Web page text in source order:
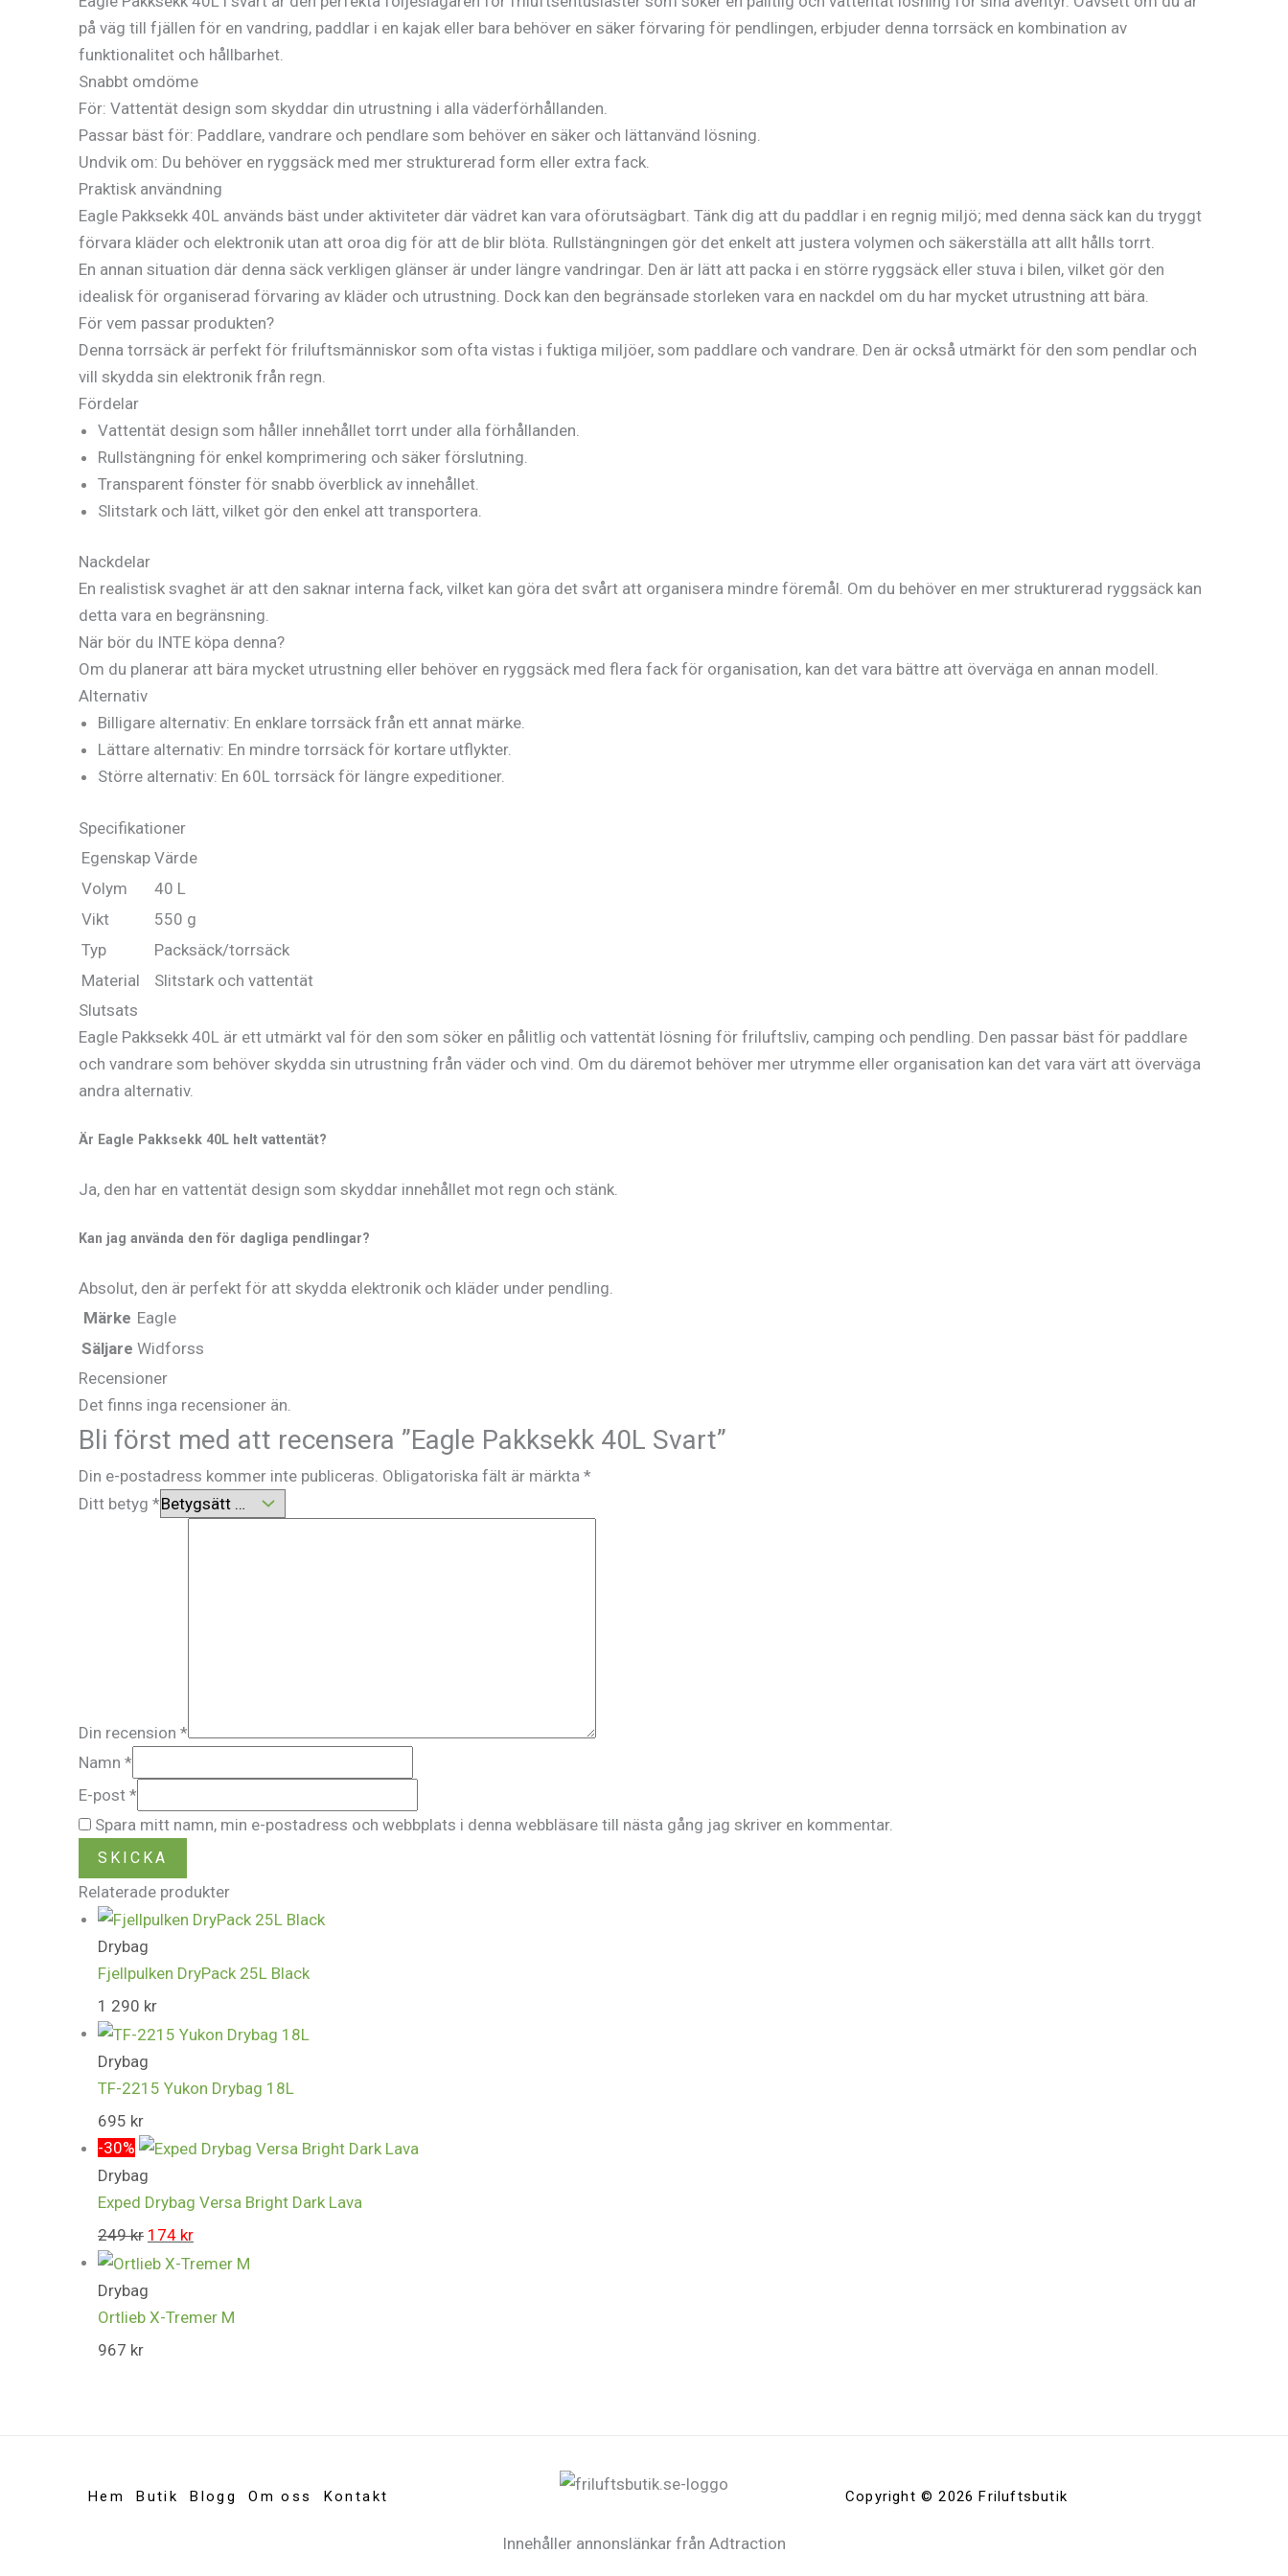
på väg till fjällen för en vandring, paddlar i en kajak eller bara behöver en säker förvaring för pendlingen, erbjuder denna torrsäck en kombination av
funktionalitet och hållbarhet.
Snabbt omdöme
För: Vattentät design som skyddar din utrustning i alla väderförhållanden.
Passar bäst för: Paddlare, vandrare och pendlare som behöver en säker och lättanvänd lösning.
Undvik om: Du behöver en ryggsäck med mer strukturerad form eller extra fack.
Praktisk användning
Eagle Pakksekk 40L används bäst under aktiviteter där vädret kan vara oförutsägbart. Tänk dig att du paddlar i en regnig miljö; med denna säck kan du tryggt
förvara kläder och elektronik utan att oroa dig för att de blir blöta. Rullstängningen gör det enkelt att justera volymen och säkerställa att allt hålls torrt.
En annan situation där denna säck verkligen glänser är under längre vandringar. Den är lätt att packa i en större ryggsäck eller stuva i bilen, vilket gör den
idealisk för organiserad förvaring av kläder och utrustning. Dock kan den begränsade storleken vara en nackdel om du har mycket utrustning att bära.
För vem passar produkten?
Denna torrsäck är perfekt för friluftsmänniskor som ofta vistas i fuktiga miljöer, som paddlare och vandrare. Den är också utmärkt för den som pendlar och
vill skydda sin elektronik från regn.
Fördelar
Vattentät design som håller innehållet torrt under alla förhållanden.
Rullstängning för enkel komprimering och säker förslutning.
Transparent fönster för snabb överblick av innehållet.
Slitstark och lätt, vilket gör den enkel att transportera.
Nackdelar
En realistisk svaghet är att den saknar interna fack, vilket kan göra det svårt att organisera mindre föremål. Om du behöver en mer strukturerad ryggsäck kan
detta vara en begränsning.
När bör du INTE köpa denna?
Om du planerar att bära mycket utrustning eller behöver en ryggsäck med flera fack för organisation, kan det vara bättre att överväga en annan modell.
Alternativ
Billigare alternativ: En enklare torrsäck från ett annat märke.
Lättare alternativ: En mindre torrsäck för kortare utflykter.
Större alternativ: En 60L torrsäck för längre expeditioner.
Specifikationer
Egenskap Värde
Volym
40 L
Vikt
550 g
Typ
Packsäck/torrsäck
Material
Slitstark och vattentät
Slutsats
Eagle Pakksekk 40L är ett utmärkt val för den som söker en pålitlig och vattentät lösning för friluftsliv, camping och pendling. Den passar bäst för paddlare
och vandrare som behöver skydda sin utrustning från väder och vind. Om du däremot behöver mer utrymme eller organisation kan det vara värt att överväga
andra alternativ.
Är Eagle Pakksekk 40L helt vattentät?
Ja, den har en vattentät design som skyddar innehållet mot regn och stänk.
Kan jag använda den för dagliga pendlingar?
Absolut, den är perfekt för att skydda elektronik och kläder under pendling.
Märke Eagle
Säljare Widforss
Recensioner
Det finns inga recensioner än.
Bli först med att recensera ”Eagle Pakksekk 40L Svart”
Din e-postadress kommer inte publiceras. Obligatoriska fält är märkta *
Ditt betyg *
Din recension *
Namn *
E-post *
Spara mitt namn, min e-postadress och webbplats i denna webbläsare till nästa gång jag skriver en kommentar.
Relaterade produkter
Drybag
Fjellpulken DryPack 25L Black
1 290 kr
Drybag
TF-2215 Yukon Drybag 18L
695 kr
-30%
Drybag
Exped Drybag Versa Bright Dark Lava
249kr 174 kr
Drybag
Ortlieb X-Tremer M
967 kr
Hem Butik Blogg Om oss Kontakt
Innehåller annonslänkar från Adtraction
Copyright © 2026 Friluftsbutik